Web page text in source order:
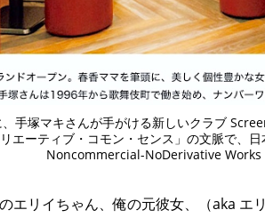
、手塚マキさんが手がける新しいクラブ
リエーティブ・コモン・センス」の文脈で
Noncommercial-NoDerivative
エリイちゃん、俺の元彼女、（aka